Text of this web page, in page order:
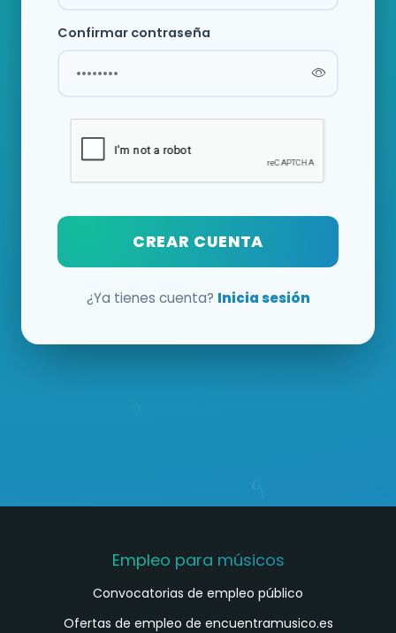
Confirmar contraseña
CREAR CUENTA
¿Ya tienes cuenta? Inicia sesión
Empleo para músicos
Convocatorias de empleo público
Ofertas de empleo de encuentramusico.es